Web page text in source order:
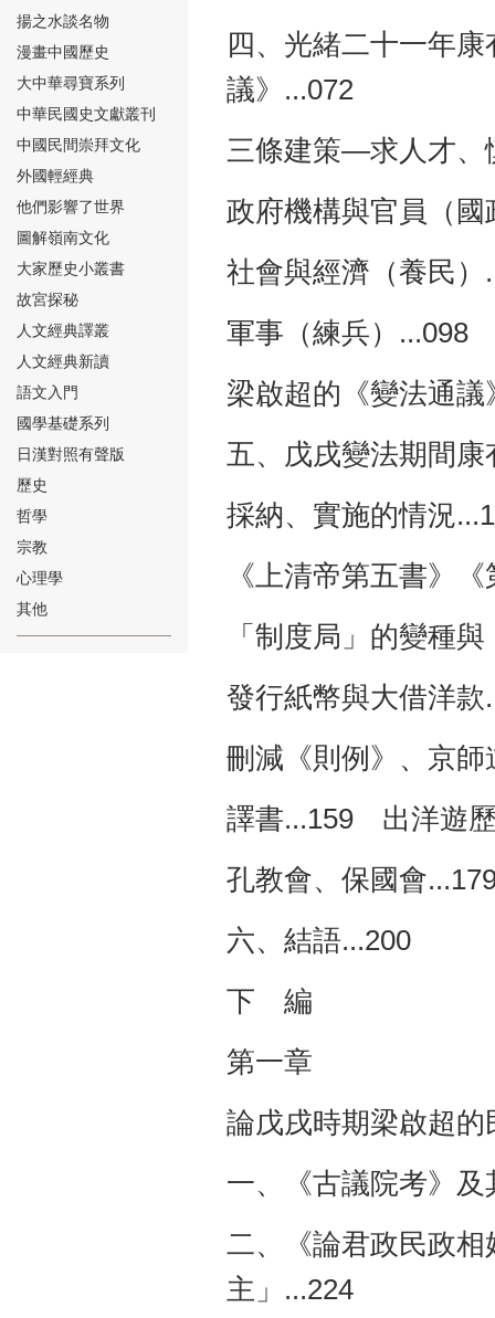
⑯
⑰
⑱
揚之水談名物
漫畫中國歷史
大中華尋寶系列
中華民國史文獻叢刊
中國民間崇拜文化
外國輕經典
他們影響了世界
圖解嶺南文化
大家歷史小叢書
故宮探秘
人文經典譯叢
人文經典新讀
語文入門
國學基礎系列
日漢對照有聲版
歷史
哲學
宗教
心理學
其他
四、光緒二十一年
議》...072
三條建策—求人才
政府機構與官員（
社會與經濟（養民
軍事（練兵）
梁啟超的《變法通
五、戊戌變法期間
採納、實施的情況
《上清帝第五書》
「制度局」的變種
發行紙幣與大借洋
刪減《則例》、京
譯書...159 出洋遊
孔教會、保國會
六、結語...200
下 編
第一章
論戊戌時期梁啟超的
一、《古議院考》
二、《論君政民政
主」...224